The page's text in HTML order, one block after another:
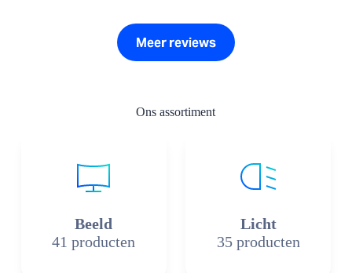
Meer reviews
Ons assortiment
Beeld
41 producten
Licht
35 producten